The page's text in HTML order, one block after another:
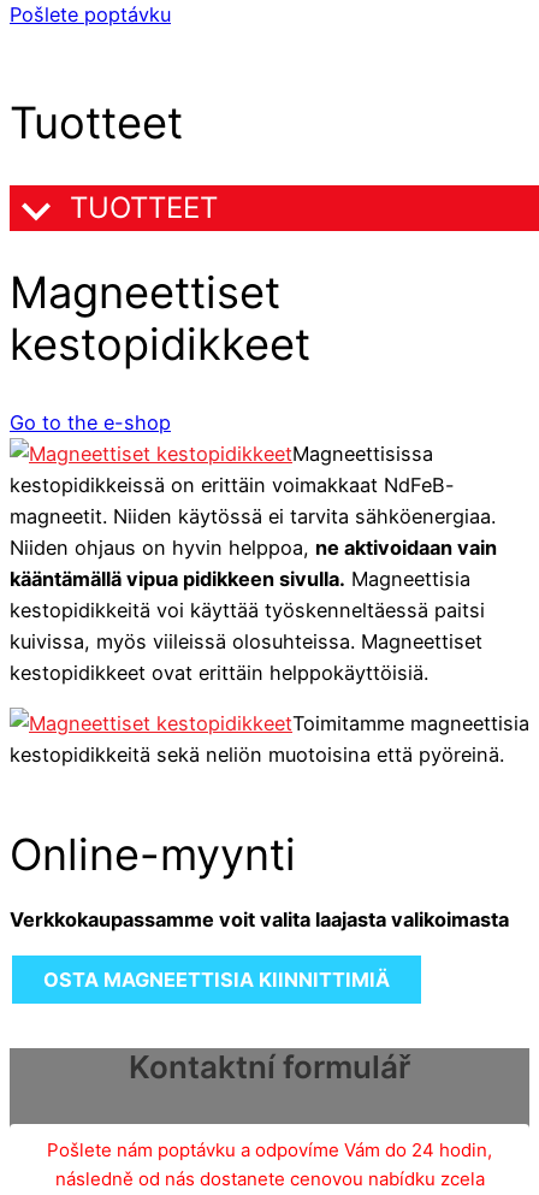
Pošlete poptávku
Tuotteet
TUOTTEET
Magneettiset
kestopidikkeet
Go to the e-shop
Magneettisissa
kestopidikkeissä on erittäin voimakkaat NdFeB-
magneetit. Niiden käytössä ei tarvita sähköenergiaa.
Niiden ohjaus on hyvin helppoa, ne aktivoidaan vain
kääntämällä vipua pidikkeen sivulla. Magneettisia
kestopidikkeitä voi käyttää työskenneltäessä paitsi
kuivissa, myös viileissä olosuhteissa. Magneettiset
kestopidikkeet ovat erittäin helppokäyttöisiä.
Toimitamme magneettisia
kestopidikkeitä sekä neliön muotoisina että pyöreinä.
Online-myynti
Verkkokaupassamme voit valita laajasta valikoimasta
OSTA MAGNEETTISIA KIINNITTIMIÄ
Kontaktní formulář
Pošlete nám poptávku a odpovíme Vám do 24 hodin,
následně od nás dostanete cenovou nabídku zcela